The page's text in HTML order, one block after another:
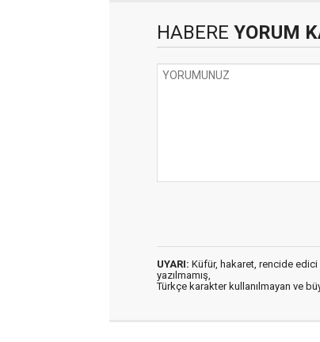
HABERE YORUM
UYARI: Küfür, hakaret, rencide edici
yazılmamış,
Türkçe karakter kullanılmayan ve